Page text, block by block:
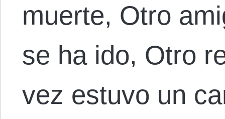
muerte, Otro
se ha ido, Otro
vez estuvo un